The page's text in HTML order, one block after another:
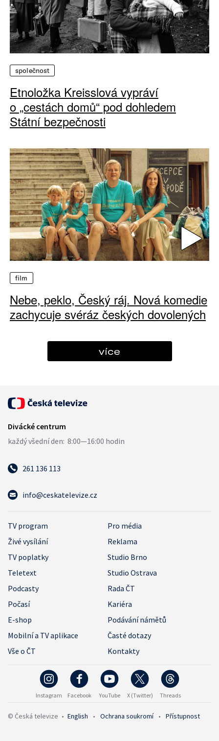
společnost
Etnoložka Kreisslová vypráví
o „cestách domů“ pod dohledem
Státní bezpečnosti
film
Nebe, peklo, Český ráj. Nová komedie
zachycuje svéráz českých dovolených
více
261 136 113
info@ceskatelevize.cz
TV program
Pro média
Živé vysílání
Reklama
TV poplatky
Studio Brno
Teletext
Studio Ostrava
Podcasty
Rada ČT
Počasí
Kariéra
E-shop
Podávání námětů
Mobilní a TV aplikace
Časté dotazy
Vše o ČT
Kontakty
Instagram Facebook YouTube X (Twitter) Threads
© Česká televize • English • Ochrana soukromí • Přístupnost